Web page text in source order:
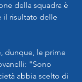
della squadra è
il risultato delle
dunque, le prime
"Sono
abbia scelto di